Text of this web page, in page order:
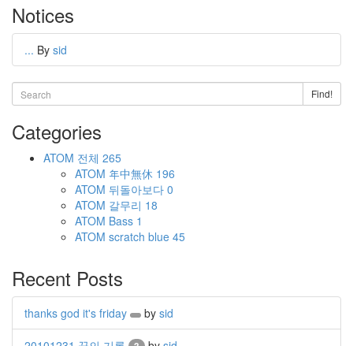
Notices
... By sid
Find!
Categories
ATOM 전체 265
ATOM 年中無休 196
ATOM 뒤돌아보다 0
ATOM 갈무리 18
ATOM Bass 1
ATOM scratch blue 45
Recent Posts
thanks god it's friday by sid